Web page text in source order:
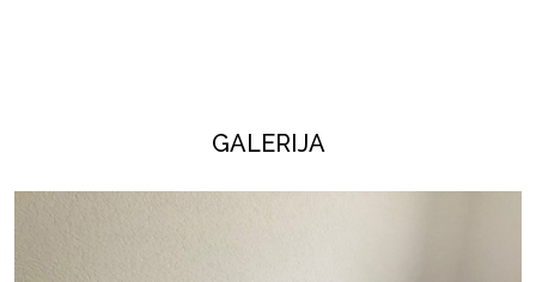
GALERIJA